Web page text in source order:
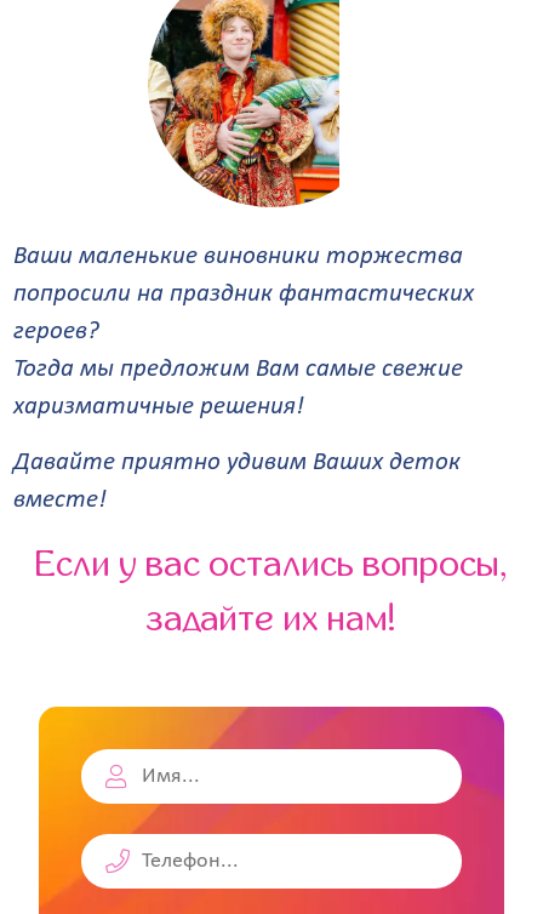
Ваши маленькие виновники торжества
попросили на праздник фантастических
героев?
Тогда мы предложим Вам самые свежие
харизматичные решения!
Давайте приятно удивим Ваших деток
вместе!
Если у вас остались вопросы,
задайте их нам!